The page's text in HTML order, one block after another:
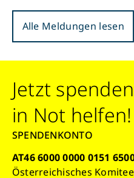
Alle Meldungen lesen
Jetzt
in Not helfen!
SPENDENKONTO
AT46 6000 0000 0151
Österreichisches